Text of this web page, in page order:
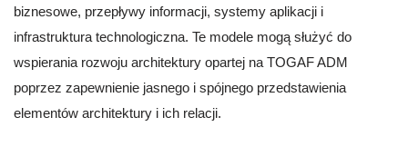
biznesowe, przepływy informacji, systemy aplikacji i
infrastruktura technologiczna. Te modele mogą służyć do
wspierania rozwoju architektury opartej na TOGAF ADM
poprzez zapewnienie jasnego i spójnego przedstawienia
elementów architektury i ich relacji.